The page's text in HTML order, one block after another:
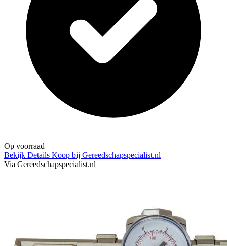
Op voorraad
Bekijk Details Koop bij Gereedschapspecialist.nl
Via Gereedschapspecialist.nl